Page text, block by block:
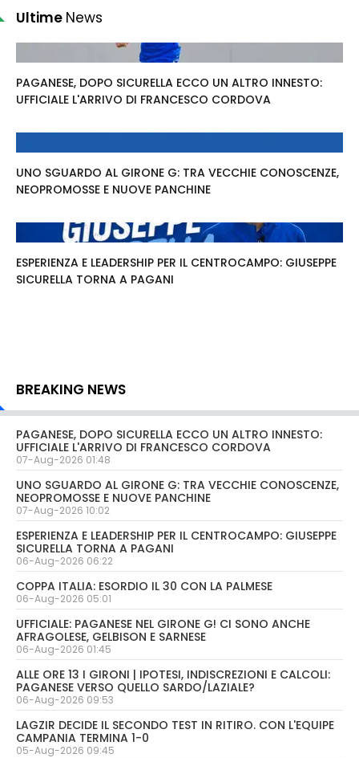
Ultime News
PAGANESE, DOPO SICURELLA ECCO UN ALTRO INNESTO:
UFFICIALE L'ARRIVO DI FRANCESCO CORDOVA
UNO SGUARDO AL GIRONE G: TRA VECCHIE CONOSCENZE,
NEOPROMOSSE E NUOVE PANCHINE
ESPERIENZA E LEADERSHIP PER IL CENTROCAMPO: GIUSEPPE
SICURELLA TORNA A PAGANI
BREAKING NEWS
PAGANESE, DOPO SICURELLA ECCO UN ALTRO INNESTO:
UFFICIALE L'ARRIVO DI FRANCESCO CORDOVA
07-Aug-2026 01:48
UNO SGUARDO AL GIRONE G: TRA VECCHIE CONOSCENZE,
NEOPROMOSSE E NUOVE PANCHINE
07-Aug-2026 10:02
ESPERIENZA E LEADERSHIP PER IL CENTROCAMPO: GIUSEPPE
SICURELLA TORNA A PAGANI
06-Aug-2026 06:22
COPPA ITALIA: ESORDIO IL 30 CON LA PALMESE
06-Aug-2026 05:01
UFFICIALE: PAGANESE NEL GIRONE G! CI SONO ANCHE
AFRAGOLESE, GELBISON E SARNESE
06-Aug-2026 01:45
ALLE ORE 13 I GIRONI | IPOTESI, INDISCREZIONI E CALCOLI:
PAGANESE VERSO QUELLO SARDO/LAZIALE?
06-Aug-2026 09:53
LAGZIR DECIDE IL SECONDO TEST IN RITIRO. CON L'EQUIPE
CAMPANIA TERMINA 1-0
05-Aug-2026 09:45